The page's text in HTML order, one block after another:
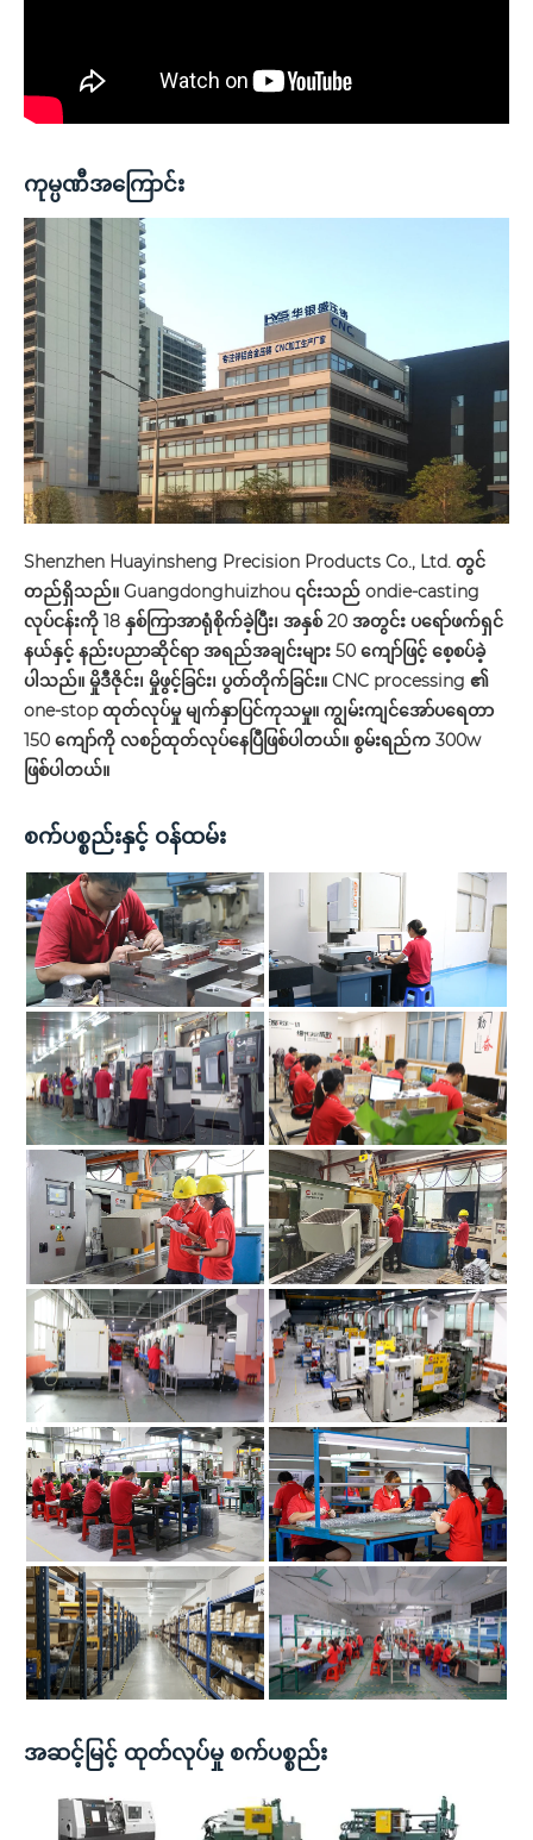
ကုမ္ပဏီအကြောင်း
Shenzhen Huayinsheng Precision Products Co., Ltd. တွင်
တည်ရှိသည်။ Guangdonghuizhou ၎င်းသည် ondie-casting
လုပ်ငန်းကို 18 နှစ်ကြာအာရုံစိုက်ခဲ့ပြီး၊ အနှစ် 20 အတွင်း ပရော်ဖက်ရှင်
နယ်နှင့် နည်းပညာဆိုင်ရာ အရည်အချင်းများ 50 ကျော်ဖြင့် စေ့စပ်ခဲ့
ပါသည်။ မှိုဒီဇိုင်း၊ မှိုဖွင့်ခြင်း၊ ပွတ်တိုက်ခြင်း။ CNC processing ၏
one-stop ထုတ်လုပ်မှု မျက်နှာပြင်ကုသမှု။ ကျွမ်းကျင်အော်ပရေတာ
150 ကျော်ကို လစဉ်ထုတ်လုပ်နေပြီဖြစ်ပါတယ်။ စွမ်းရည်က 300w
ဖြစ်ပါတယ်။
စက်ပစ္စည်းနှင့် ဝန်ထမ်း
အဆင့်မြင့် ထုတ်လုပ်မှု စက်ပစ္စည်း